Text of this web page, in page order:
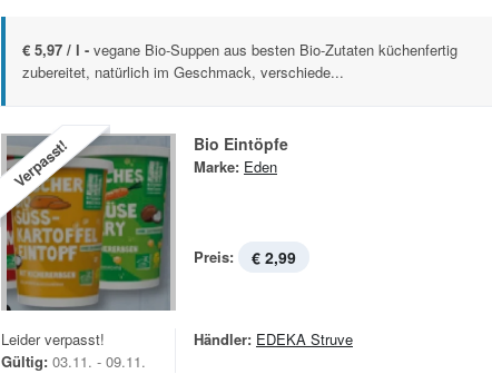
€ 5,97 / l - vegane Bio-Suppen aus besten Bio-Zutaten küchenfertig
zubereitet, natürlich im Geschmack, verschiede...
Verpasst! Bio Eintöpfe
Marke: Eden
Preis: € 2,99
Leider verpasst!
Gültig: 03.11. - 09.11.
Händler: EDEKA Struve